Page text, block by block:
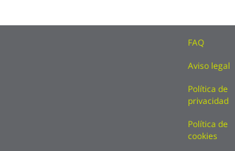
FAQ
Aviso legal
Política de
privacidad
Política de
cookies